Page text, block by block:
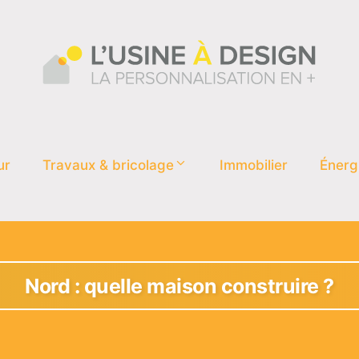
Travaux & bricolage Immobilier
Nord : quelle maison construire ?